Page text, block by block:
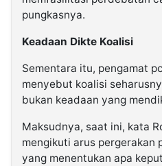
pungkasnya.
Keadaan Dikte Koalisi
Sementara itu, pengamat
menyebut koalisi
bukan keadaan yang
Maksudnya, saat ini, kata
mengikuti arus pergerakan
yang menentukan apa